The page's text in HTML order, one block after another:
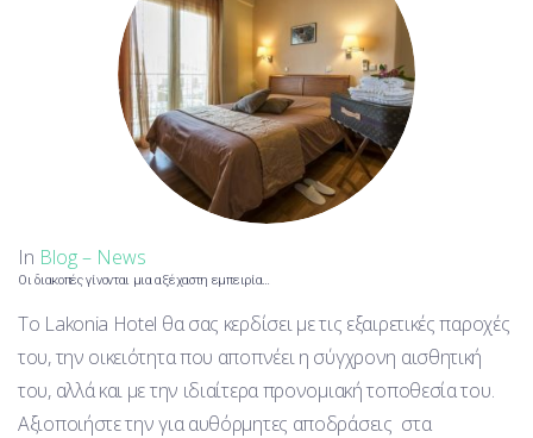
In Blog – News
Οι διακοπές γίνονται μια αξέχαστη εμπειρία…
Το Lakonia Hotel θα σας κερδίσει με τις εξαιρετικές παροχές
του, την οικειότητα που αποπνέει η σύγχρονη αισθητική
του, αλλά και με την ιδιαίτερα προνομιακή τοποθεσία του.
Αξιοποιήστε την για αυθόρμητες αποδράσεις στα